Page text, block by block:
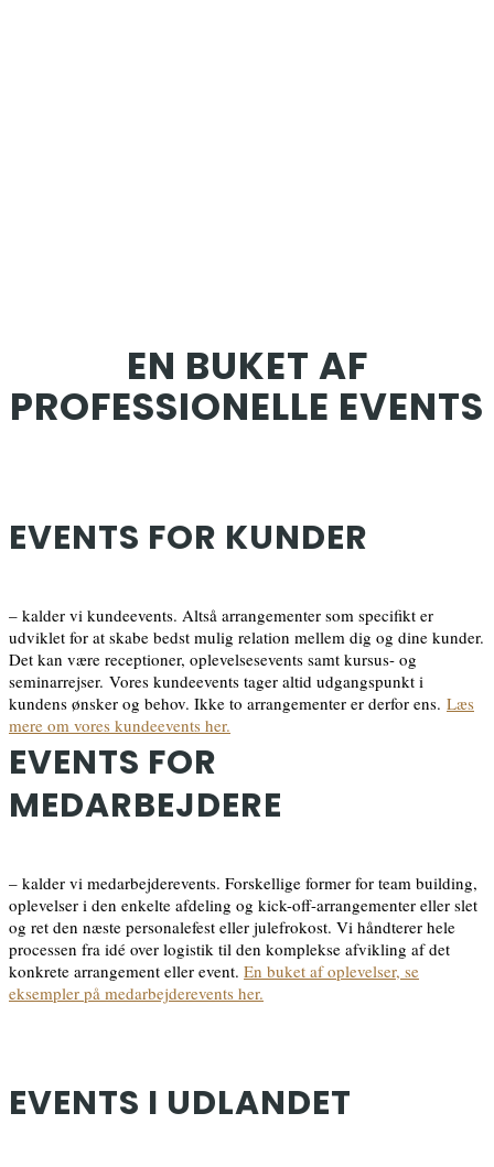
EN BUKET AF
PROFESSIONELLE EVENTS
EVENTS FOR KUNDER
– kalder vi kundeevents. Altså arrangementer som specifikt er
udviklet for at skabe bedst mulig relation mellem dig og dine kunder.
Det kan være receptioner, oplevelsesevents samt kursus- og
seminarrejser. Vores kundeevents tager altid udgangspunkt i
kundens ønsker og behov. Ikke to arrangementer er derfor ens. Læs
mere om vores kundeevents her.
EVENTS FOR
MEDARBEJDERE
– kalder vi medarbejderevents. Forskellige former for team building,
oplevelser i den enkelte afdeling og kick-off-arrangementer eller slet
og ret den næste personalefest eller julefrokost. Vi håndterer hele
processen fra idé over logistik til den komplekse afvikling af det
konkrete arrangement eller event. En buket af oplevelser, se
eksempler på medarbejderevents her.
EVENTS I UDLANDET